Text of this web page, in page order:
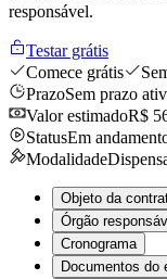
responsável.
Testar grátis
Comece grátis
PrazoSem prazo
Valor estimadoR$
StatusEm
Modalidade
Objeto da
Órgão
Cronograma
Documentos do